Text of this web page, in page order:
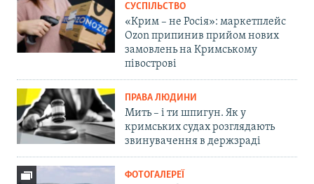
СУСПІЛЬСТВО
«Крим – не Росія»: маркетплейс
Ozon припинив прийом нових
замовлень на Кримському
півострові
ПРАВА ЛЮДИНИ
Мить – і ти шпигун. Як у
кримських судах розглядають
звинувачення в держзраді
ФОТОГАЛЕРЕЇ